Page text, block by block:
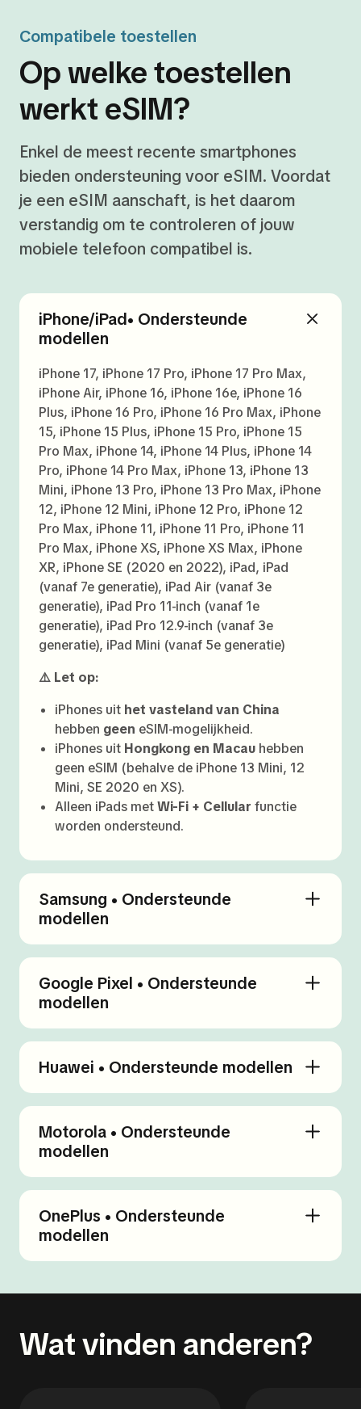
Compatibele toestellen
Op welke toestellen
werkt eSIM?
Enkel de meest recente smartphones
bieden ondersteuning voor eSIM. Voordat
je een eSIM aanschaft, is het daarom
verstandig om te controleren of jouw
mobiele telefoon compatibel is.
iPhone/iPad• Ondersteunde
modellen
iPhone 17, iPhone 17 Pro, iPhone 17 Pro Max,
iPhone Air, iPhone 16, iPhone 16e, iPhone 16
Plus, iPhone 16 Pro, iPhone 16 Pro Max, iPhone
15, iPhone 15 Plus, iPhone 15 Pro, iPhone 15
Pro Max, iPhone 14, iPhone 14 Plus, iPhone 14
Pro, iPhone 14 Pro Max, iPhone 13, iPhone 13
Mini, iPhone 13 Pro, iPhone 13 Pro Max, iPhone
12, iPhone 12 Mini, iPhone 12 Pro, iPhone 12
Pro Max, iPhone 11, iPhone 11 Pro, iPhone 11
Pro Max, iPhone XS, iPhone XS Max, iPhone
XR, iPhone SE (2020 en 2022), iPad, iPad
(vanaf 7e generatie), iPad Air (vanaf 3e
generatie), iPad Pro 11-inch (vanaf 1e
generatie), iPad Pro 12.9-inch (vanaf 3e
generatie), iPad Mini (vanaf 5e generatie)
⚠️ Let op:
iPhones uit het vasteland van China
hebben geen eSIM-mogelijkheid.
iPhones uit Hongkong en Macau hebben
geen eSIM (behalve de iPhone 13 Mini, 12
Mini, SE 2020 en XS).
Alleen iPads metWi-Fi + Cellular functie
worden ondersteund.
Samsung • Ondersteunde
modellen
Google Pixel • Ondersteunde
modellen
Huawei • Ondersteunde modellen
Motorola • Ondersteunde
modellen
OnePlus • Ondersteunde
modellen
Wat vinden anderen?